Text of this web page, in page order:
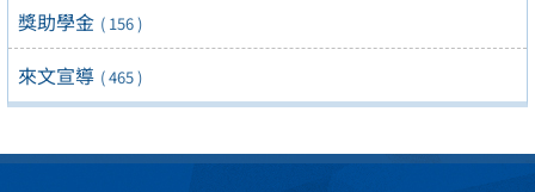
獎助學金 ( 156 )
來文宣導 ( 465 )